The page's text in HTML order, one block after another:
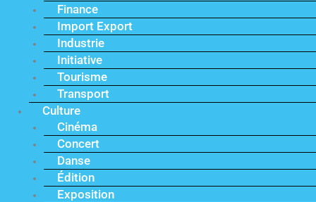
Finance
Import Export
Industrie
Initiative
Tourisme
Transport
Culture
Cinéma
Concert
Danse
Édition
Exposition